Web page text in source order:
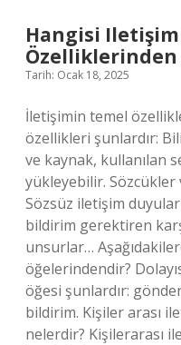
Hangisi
Tarih: Ocak 18, 2025
İletişimin temel
özellikleri şunlardır:
ve kaynak, kullanılan
yükleyebilir. Sözcükler
Sözsüz iletişim duyular
bildirim gerektiren
unsurlar…
öğelerindendir?
öğesi şunlardır:
bildirim. Kişiler arası
nelerdir? Kişilerarası